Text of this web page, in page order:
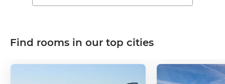
Find rooms in our top cities